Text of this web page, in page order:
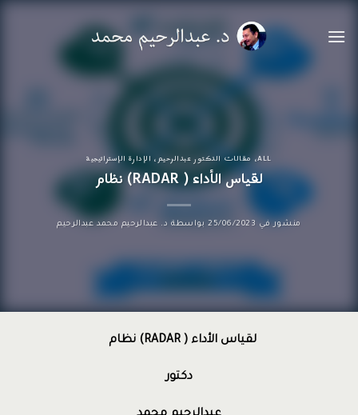
للمحتوى
ALL، مقالات الدكتور عبدالرحيم، الإدارة الإستراتيجية
لقياس الأداء ( RADAR) نظام
منشور في 25/06/2023 بواسطة د. عبدالرحيم محمد عبدالرحيم
لقياس الأداء ( RADAR) نظام
دكتور